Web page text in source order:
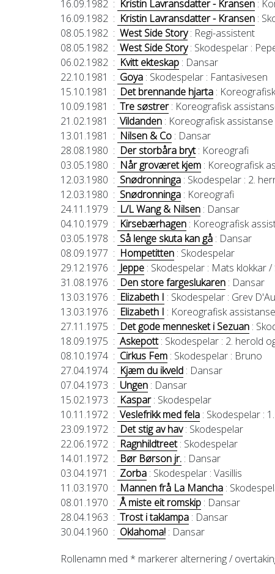
16.09.1982 : Kristin Lavransdatter - Kransen :
16.09.1982 : Kristin Lavransdatter - Kransen :
08.05.1982 : West Side Story: Regi-assistent
08.05.1982 : West Side Story: Skodespelar :
06.02.1982 : Kvitt ekteskap : Dansar
22.10.1981 : Goya : Skodespelar : Fantasivesen
15.10.1981 : Det brennande hjarta :
10.09.1981 : Tre søstrer: Koreografisk
21.02.1981 : Vildanden : Koreografisk assistanse
13.01.1981 : Nilsen & Co : Dansar
28.08.1980 : Der storbåra bryt: Koreografi
03.05.1980 : Når groværet kjem : Koreografisk
12.03.1980 : Snødronninga : Skodespelar : 2.
12.03.1980 : Snødronninga : Koreografi
24.11.1979 : L/L Wang & Nilsen : Dansar
04.10.1979 : Kirsebærhagen : Koreografisk
03.05.1978 : Så lenge skuta kan gå : Dansar
08.09.1977 : Hompetitten : Skodespelar
29.12.1976 : Jeppe : Skodespelar : Mats klokkar
31.08.1976 : Den store fargeslukaren : Dansar
13.03.1976 : Elizabeth I : Skodespelar : Grev
13.03.1976 : Elizabeth I : Koreografisk assistanse
27.11.1975 : Det gode mennesket i Sezuan :
18.09.1975 : Askepott: Skodespelar : 2. herold
08.10.1974 : Cirkus Fem : Skodespelar : Bruno
27.04.1974 : Kjæm du ikveld : Dansar
07.04.1973 : Ungen : Dansar
15.02.1973 : Kaspar: Skodespelar
10.11.1972 : Veslefrikk med fela : Skodespelar :
23.09.1972 : Det stig av hav: Skodespelar
22.06.1972 : Ragnhildtreet: Skodespelar
14.01.1972 : Bør Børson jr. : Dansar
03.04.1971 : Zorba : Skodespelar : Vasillis
11.03.1970 : Mannen frå La Mancha :
08.01.1970 : Å miste eit romskip : Dansar
28.04.1963 : Trost i taklampa : Dansar
30.04.1960 : Oklahoma! : Dansar
Rollenamn med * markerer alternering /